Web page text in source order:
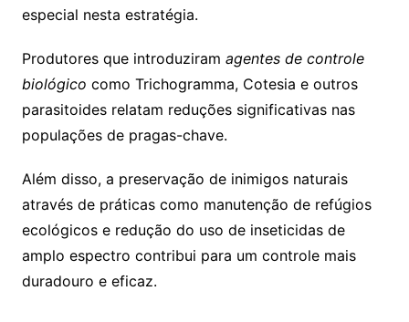
especial nesta estratégia.
Produtores que introduziram agentes de controle
biológico como Trichogramma, Cotesia e outros
parasitoides relatam reduções significativas nas
populações de pragas-chave.
Além disso, a preservação de inimigos naturais
através de práticas como manutenção de refúgios
ecológicos e redução do uso de inseticidas de
amplo espectro contribui para um controle mais
duradouro e eficaz.